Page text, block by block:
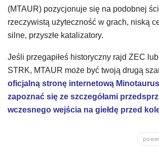
(MTAUR) pozycjonuje się na podobnej
rzeczywistą użyteczność w grach, niską
silne, przyszłe katalizatory.
Jeśli przegapiłeś historyczny rajd ZEC
STRK, MTAUR może być twoją drugą
oficjalną stronę internetową
zapoznać się ze szczegółami
wczesnego wejścia na giełdę przed